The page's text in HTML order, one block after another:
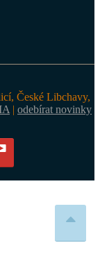
České Libchavy,
| odebírat novinky